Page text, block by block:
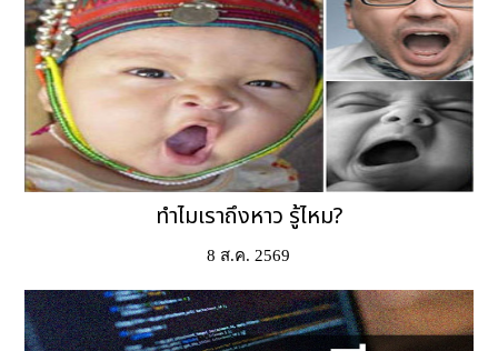
ทำไมเราถึงหาว รู้ไหม?
8 ส.ค. 2569